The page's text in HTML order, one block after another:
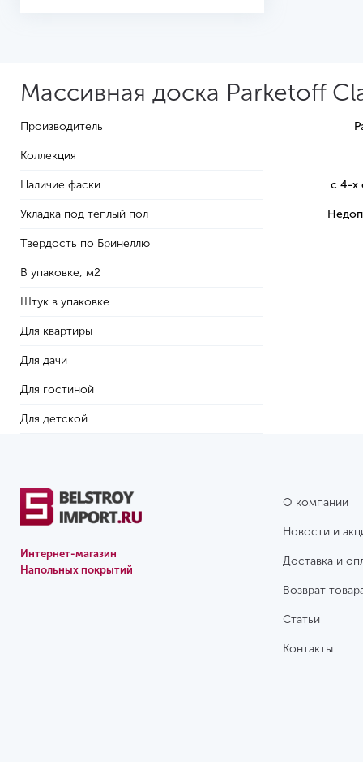
Массивная доска Parketoff
Производитель
Коллекция
Наличие фаски с 4-х
Укладка под теплый пол
Твердость по Бринеллю
В упаковке, м2
Штук в упаковке
Для квартиры
Для дачи
Для гостиной
Для детской
Интернет-магазин
Напольных покрытий
О компании
Новости и
Доставка и
Возврат
Статьи
Контакты